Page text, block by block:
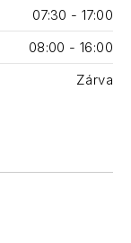
07:30 - 17:00
08:00 - 16:00
Zárva